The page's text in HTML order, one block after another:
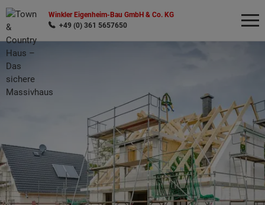
Winkler Eigenheim-Bau GmbH & Co. KG
+49 (0) 361 5657650
Wonach möchten Sie suchen?